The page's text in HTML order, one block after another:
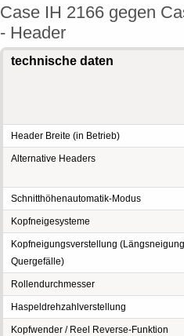
Case IH 2166 gegen
- Header
technische daten
Header Breite (in Betrieb)
Alternative Headers
Schnitthöhenautomatik-Modus
Kopfneigesysteme
Kopfneigungsverstellung
Quergefälle)
Rollendurchmesser
Haspeldrehzahlverstellung
Kopfwender / Reel Reverse-Funktion